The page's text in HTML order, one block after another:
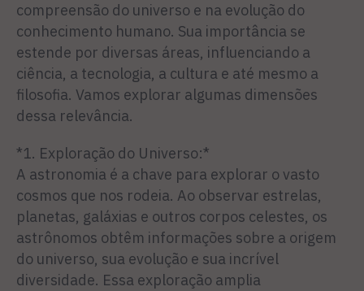
compreensão do universo e na evolução do
conhecimento humano. Sua importância se
estende por diversas áreas, influenciando a
ciência, a tecnologia, a cultura e até mesmo a
filosofia. Vamos explorar algumas dimensões
dessa relevância.
*1. Exploração do Universo:*
A astronomia é a chave para explorar o vasto
cosmos que nos rodeia. Ao observar estrelas,
planetas, galáxias e outros corpos celestes, os
astrônomos obtêm informações sobre a origem
do universo, sua evolução e sua incrível
diversidade. Essa exploração amplia